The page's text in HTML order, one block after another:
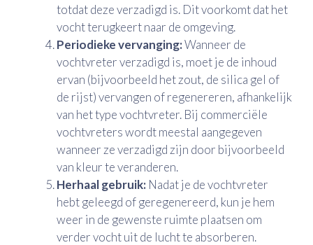
totdat deze verzadigd is. Dit voorkomt dat het
vocht terugkeert naar de omgeving.
Periodieke vervanging:Wanneer de
vochtvreter verzadigd is, moet je de inhoud
ervan (bijvoorbeeld het zout, de silica gel of
de rijst) vervangen of regenereren, afhankelijk
van het type vochtvreter. Bij commerciële
vochtvreters wordt meestal aangegeven
wanneer ze verzadigd zijn door bijvoorbeeld
van kleur te veranderen.
Herhaal gebruik: Nadat je de vochtvreter
hebt geleegd of geregenereerd, kun je hem
weer in de gewenste ruimte plaatsen om
verder vocht uit de lucht te absorberen.